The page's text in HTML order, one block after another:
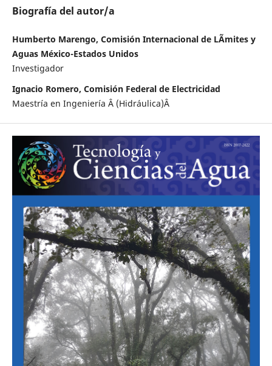
Biografía del autor/a
Humberto Marengo, Comisión Internacional de LÃ­mites y
Aguas México-Estados Unidos
Investigador
Ignacio Romero, Comisión Federal de Electricidad
Maestría en Ingeniería Â (Hidráulica)Â